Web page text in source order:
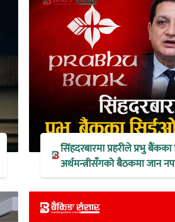
सिंहदरबारमा प्रहरीले प्रभु
अर्थमन्त्रीसँगको बैठकमा जान